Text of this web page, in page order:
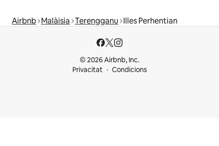
Airbnb Malàisia Terengganu Illes Perhentian
© 2026 Airbnb, Inc.
Privacitat
Condicions